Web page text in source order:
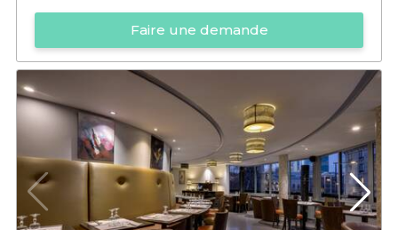
Faire une demande